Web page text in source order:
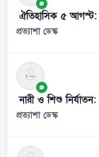
০৬ আগস্ট
০৬ আগস্ট
১১
ঐতিহাসিক ৫ আগস্ট:
প্রত্যাশা ডেস্ক
নারী ও শিশু
প্রত্যাশা ডেস্ক